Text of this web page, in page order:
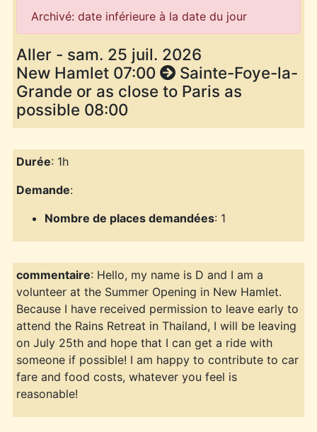
Archivé: date inférieure à la date du jour
Aller - sam. 25 juil. 2026
New Hamlet 07:00
Sainte-Foye-la-
Grande or as close to Paris as
possible 08:00
Durée: 1h
Demande:
Nombre de places demandées: 1
commentaire: Hello, my name is D and I am a
volunteer at the Summer Opening in New Hamlet.
Because I have received permission to leave early to
attend the Rains Retreat in Thailand, I will be leaving
on July 25th and hope that I can get a ride with
someone if possible! I am happy to contribute to car
fare and food costs, whatever you feel is
reasonable!